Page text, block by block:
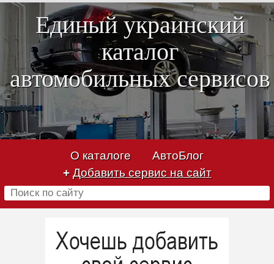
Единый украинский
каталог
автомобильных сервисов
О каталоге
АвтоБлог
+ Добавить сервис на сайт